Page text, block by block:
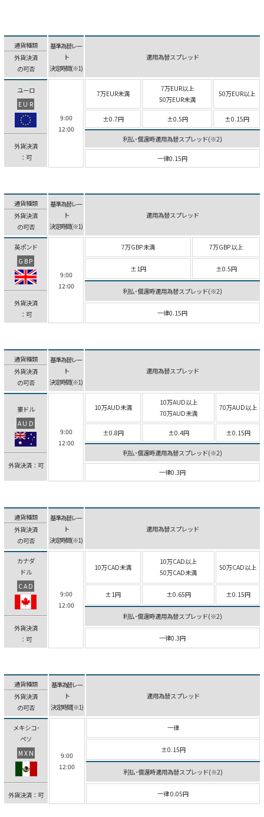
通貨種類
外貨決済
の可否
基準為替レー
ト
決定時間(※1)
適用為替スプレッド
ユーロ
EUR
外貨決済
：可
9:00
12:00
7万EUR未満
7万EUR以上
50万EUR未満
50万EUR以上
±0.7円 ±0.5円 ±0.15円
利払･償還時適用為替スプレッド(※2)
一律0.15円
通貨種類
外貨決済
の可否
基準為替レー
ト
決定時間(※1)
適用為替スプレッド
英ポンド
GBP
外貨決済
：可
9:00
12:00
7万GBP未満 7万GBP以上
±1円 ±0.5円
利払･償還時適用為替スプレッド(※2)
一律0.15円
通貨種類
外貨決済
の可否
基準為替レー
ト
決定時間(※1)
適用為替スプレッド
豪ドル
AUD
外貨決済：可
9:00
12:00
10万AUD未満
10万AUD以上
70万AUD未満
70万AUD以上
±0.8円 ±0.4円 ±0.15円
利払･償還時適用為替スプレッド(※2)
一律0.3円
通貨種類
外貨決済
の可否
基準為替レー
ト
決定時間(※1)
適用為替スプレッド
カナダ
ドル
CAD
外貨決済
：可
9:00
12:00
10万CAD未満
10万CAD以上
50万CAD未満
50万CAD以上
±1円 ±0.65円 ±0.15円
利払･償還時適用為替スプレッド(※2)
一律0.3円
通貨種類
外貨決済
の可否
基準為替レー
ト
決定時間(※1)
適用為替スプレッド
メキシコ･
ペソ
MXN
外貨決済：可
9:00
12:00
一律
±0.15円
利払･償還時適用為替スプレッド(※2)
一律 0.05円